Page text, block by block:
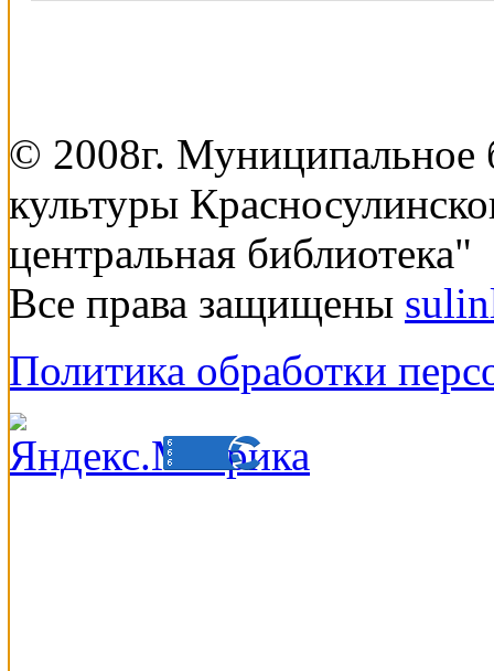
© 2008г. Муниципальное
культуры
центральная библиотека"
Все права защищены
Политика обработки